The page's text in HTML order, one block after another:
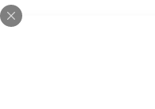
Pertama, integrasi data dan
Pendekatan kombinasi
sudah tepat, namun perlu
agar tidak terjadi bias atau
melibatkan pemerintah